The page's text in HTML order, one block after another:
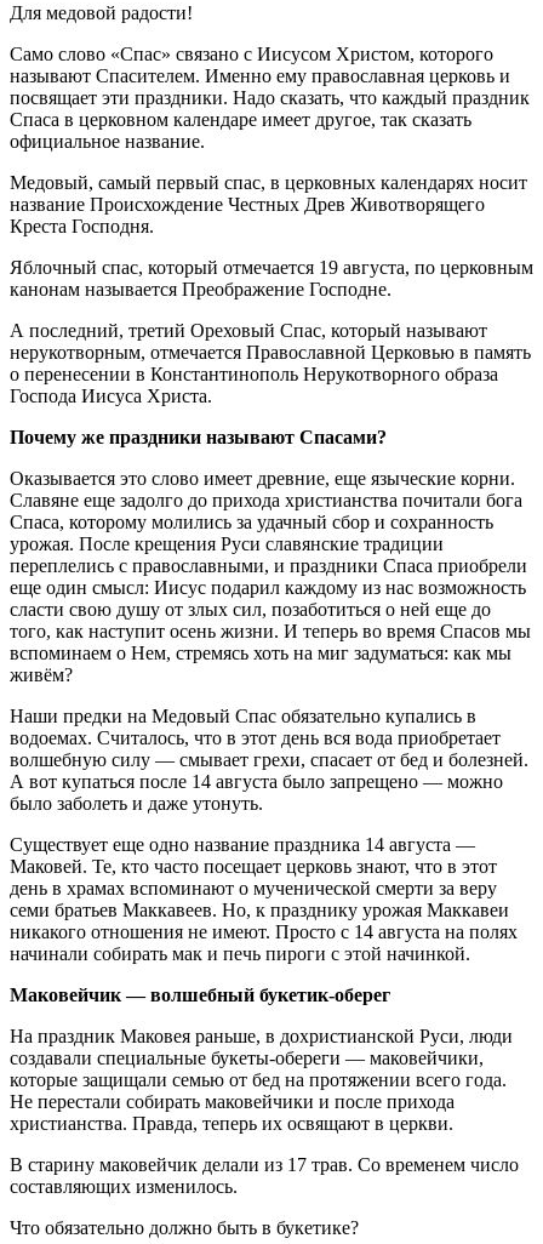
Для медовой радости!
Само слово «Спас» связано с Иисусом Христом, которого
называют Спасителем. Именно ему православная церковь и
посвящает эти праздники. Надо сказать, что каждый праздник
Спаса в церковном календаре имеет другое, так сказать
официальное название.
Медовый, самый первый спас, в церковных календарях носит
название Происхождение Честных Древ Животворящего
Креста Господня.
Яблочный спас, который отмечается 19 августа, по церковным
канонам называется Преображение Господне.
А последний, третий Ореховый Спас, который называют
нерукотворным, отмечается Православной Церковью в память
о перенесении в Константинополь Нерукотворного образа
Господа Иисуса Христа.
Почему же праздники называют Спасами?
Оказывается это слово имеет древние, еще языческие корни.
Славяне еще задолго до прихода христианства почитали бога
Спаса, которому молились за удачный сбор и сохранность
урожая. После крещения Руси славянские традиции
переплелись с православными, и праздники Спаса приобрели
еще один смысл: Иисус подарил каждому из нас возможность
сласти свою душу от злых сил, позаботиться о ней еще до
того, как наступит осень жизни. И теперь во время Спасов мы
вспоминаем о Нем, стремясь хоть на миг задуматься: как мы
живём?
Наши предки на Медовый Спас обязательно купались в
водоемах. Считалось, что в этот день вся вода приобретает
волшебную силу — смывает грехи, спасает от бед и болезней.
А вот купаться после 14 августа было запрещено — можно
было заболеть и даже утонуть.
Существует еще одно название праздника 14 августа —
Маковей. Те, кто часто посещает церковь знают, что в этот
день в храмах вспоминают о мученической смерти за веру
семи братьев Маккавеев. Но, к празднику урожая Маккавеи
никакого отношения не имеют. Просто с 14 августа на полях
начинали собирать мак и печь пироги с этой начинкой.
Маковейчик — волшебный букетик-оберег
На праздник Маковея раньше, в дохристианской Руси, люди
создавали специальные букеты-обереги — маковейчики,
которые защищали семью от бед на протяжении всего года.
Не перестали собирать маковейчики и после прихода
христианства. Правда, теперь их освящают в церкви.
В старину маковейчик делали из 17 трав. Со временем число
составляющих изменилось.
Что обязательно должно быть в букетике?